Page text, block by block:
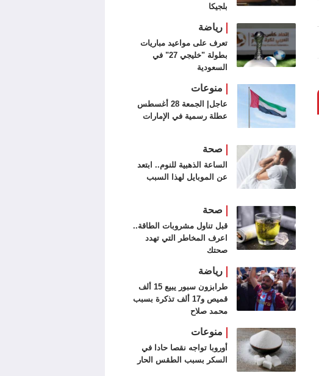
بلجيكا
رياضة
تعرف على مواعيد مباريات
بطولة "خليجي 27" في
السعودية
منوعات
عاجل| الجمعة 28 أغسطس
عطلة رسمية في الإمارات
صحة
الساعة الذهبية للنوم.. ابتعد
عن الموبايل لهذا السبب
صحة
قبل تناول مشروبات الطاقة..
اعرف المخاطر التي تهدد
صحتك
رياضة
طرابزون سبور يبيع 15 ألف
قميص و17 ألف تذكرة بسبب
محمد صلاح
منوعات
أوروبا تواجه نقصا حادا في
السكر بسبب الطقس الحار